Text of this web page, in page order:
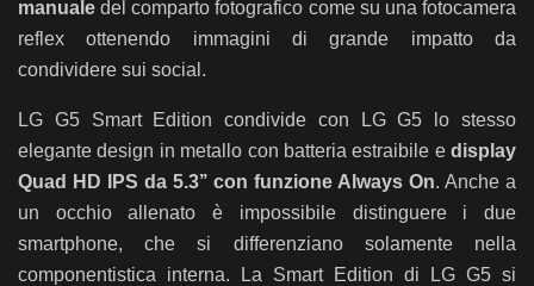
manuale del comparto fotografico come su una fotocamera
reflex ottenendo immagini di grande impatto da
condividere sui social.
LG G5 Smart Edition condivide con LG G5 lo stesso
elegante design in metallo con batteria estraibile e display
Quad HD IPS da 5.3’’ con funzione Always On. Anche a
un occhio allenato è impossibile distinguere i due
smartphone, che si differenziano solamente nella
componentistica interna. La Smart Edition di LG G5 si